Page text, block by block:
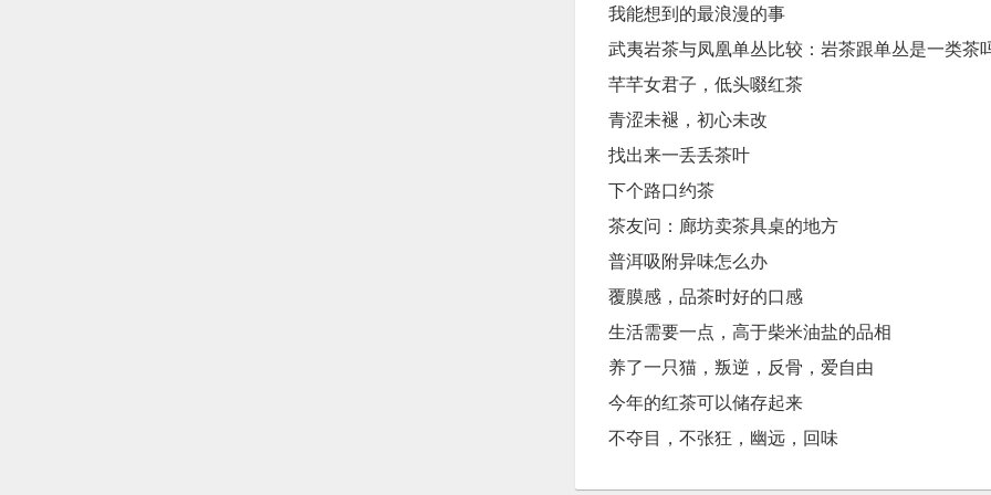
我能想到的最浪漫的事
武夷岩茶与凤凰单丛比较：岩茶跟单丛是一类茶
芊芊女君子，低头啜红茶
青涩未褪，初心未改
找出来一丢丢茶叶
下个路口约茶
茶友问：廊坊卖茶具桌的地方
普洱吸附异味怎么办
覆膜感，品茶时好的口感
生活需要一点，高于柴米油盐的品相
养了一只猫，叛逆，反骨，爱自由
今年的红茶可以储存起来
不夺目，不张狂，幽远，回味